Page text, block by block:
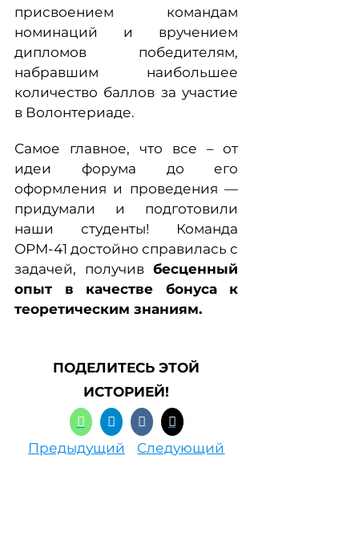
присвоением командам
номинаций и вручением
дипломов победителям,
набравшим наибольшее
количество баллов за участие
в Волонтериаде.
Самое главное, что все – от
идеи форума до его
оформления и проведения —
придумали и подготовили
наши студенты! Команда
ОРМ-41 достойно справилась с
задачей, получивбесценный
опыт в качестве бонуса к
теоретическим знаниям.
ПОДЕЛИТЕСЬ ЭТОЙ
ИСТОРИЕЙ!
Предыдущий Следующий